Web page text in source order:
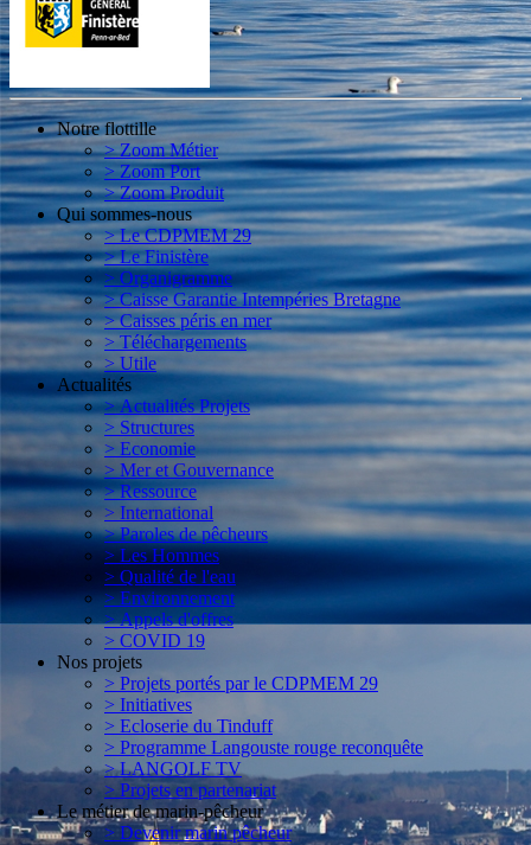
Notre flottille
> Zoom Métier
> Zoom Port
> Zoom Produit
Qui sommes-nous
> Le CDPMEM 29
> Le Finistère
> Organigramme
> Caisse Garantie Intempéries Bretagne
> Caisses péris en mer
> Téléchargements
> Utile
Actualités
> Actualités Projets
> Structures
> Economie
> Mer et Gouvernance
> Ressource
> International
> Paroles de pêcheurs
> Les Hommes
> Qualité de l'eau
> Environnement
> Appels d'offres
> COVID 19
Nos projets
> Projets portés par le CDPMEM 29
> Initiatives
> Ecloserie du Tinduff
> Programme Langouste rouge reconquête
> LANGOLF TV
> Projets en partenariat
Le métier de marin-pêcheur
> Devenir marin pêcheur